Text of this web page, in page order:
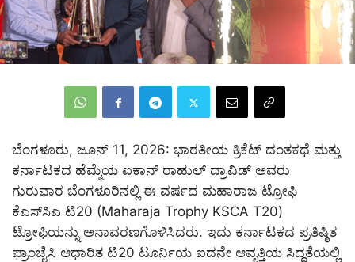
ಬೆಂಗಳೂರು, ಜೂನ್ 11, 2026: ಭಾರತೀಯ ಕ್ರಿಕೆಟ್ ದಂತಕಥೆ ಮತ್ತು
ಕರ್ನಾಟಕದ ಹೆಮ್ಮೆಯ ಐಕಾನ್ ರಾಹುಲ್ ದ್ರಾವಿಡ್ ಅವರು
ಗುರುವಾರ ಬೆಂಗಳೂರಿನಲ್ಲಿ ಈ ವರ್ಷದ ಮಹಾರಾಜ ಟ್ರೋಫಿ
ಕೆಎಸ್‌ಸಿಎ ಟಿ20 (Maharaja Trophy KSCA T20)
ಟ್ರೋಫಿಯನ್ನು ಅನಾವರಣಗೊಳಿಸಿದರು. ಇದು ಕರ್ನಾಟಕದ ಪ್ರತಿಷ್ಠಿತ
ಫ್ರಾಂಚೈಸಿ ಆಧಾರಿತ ಟಿ20 ಟೂರ್ನಿಯ ಐದನೇ ಆವೃತ್ತಿಯ ಸಿದ್ಧತೆಯಲ್ಲಿ